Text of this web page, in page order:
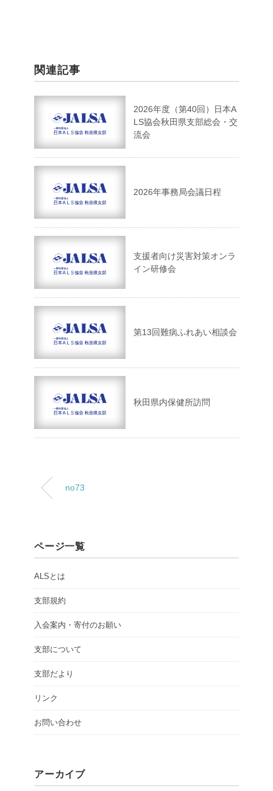
関連記事
2026年度（第40回）日本A
LS協会秋田県支部総会・交
流会
2026年事務局会議日程
支援者向け災害対策オンラ
イン研修会
第13回難病ふれあい相談会
秋田県内保健所訪問
no73
ページ一覧
ALSとは
支部規約
入会案内・寄付のお願い
支部について
支部だより
リンク
お問い合わせ
アーカイブ